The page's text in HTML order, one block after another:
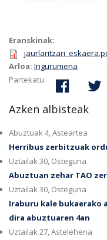
Eranskinak:
Arloa: Ingurumena
Partekatu:
Azken albisteak
Abuztuak 4, Asteartea
Herribus zerbitzuak
Uztailak 30, Osteguna
Abuztuan zehar TAO
Uztailak 30, Osteguna
Iraburu kale bukaerako
dira abuztuaren 4an
Uztailak 27, Astelehena